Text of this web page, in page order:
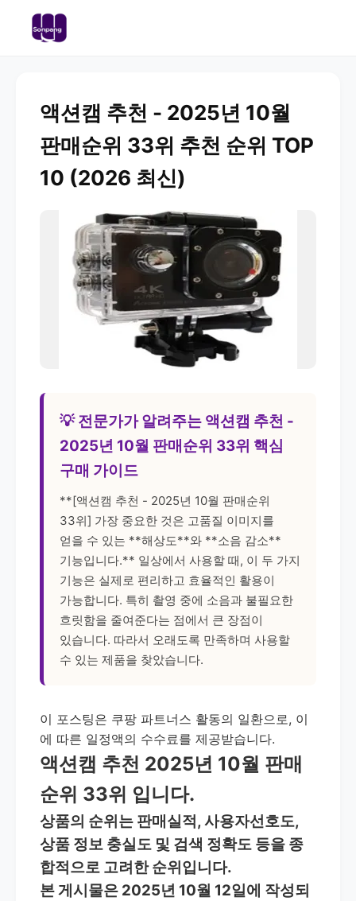
액션캠 추천 - 2025년 10월
판매순위 33위 추천 순위 TOP
10 (2026 최신)
💡 전문가가 알려주는 액션캠 추천 -
2025년 10월 판매순위 33위 핵심
구매 가이드
**[액션캠 추천 - 2025년 10월 판매순위
33위] 가장 중요한 것은 고품질 이미지를
얻을 수 있는 **해상도**와 **소음 감소**
기능입니다.** 일상에서 사용할 때, 이 두 가지
기능은 실제로 편리하고 효율적인 활용이
가능합니다. 특히 촬영 중에 소음과 불필요한
흐릿함을 줄여준다는 점에서 큰 장점이
있습니다. 따라서 오래도록 만족하며 사용할
수 있는 제품을 찾았습니다.
이 포스팅은 쿠팡 파트너스 활동의 일환으로, 이
에 따른 일정액의 수수료를 제공받습니다.
액션캠 추천 2025년 10월 판매
순위 33위 입니다.
상품의 순위는 판매실적, 사용자선호도,
상품 정보 충실도 및 검색 정확도 등을 종
합적으로 고려한 순위입니다.
본 게시물은 2025년 10월 12일에 작성되